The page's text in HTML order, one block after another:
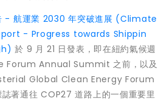
- 航運業 2030 年突破進展 (Climate
- Progress towards Shippin
於 9 月 21 日發表，即在紐約氣候週
Forum Annual Summit 之前，以及
Global Clean Energy Forum
誌著通往COP27 道路上的一個重要里